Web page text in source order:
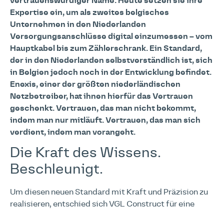
Expertise ein, um als zweites belgisches
Unternehmen in den Niederlanden
Versorgungsanschlüsse digital einzumessen – vom
Hauptkabel bis zum Zählerschrank. Ein Standard,
der in den Niederlanden selbstverständlich ist, sich
in Belgien jedoch noch in der Entwicklung befindet.
Enexis, einer der größten niederländischen
Netzbetreiber, hat ihnen hierfür das Vertrauen
geschenkt. Vertrauen, das man nicht bekommt,
indem man nur mitläuft. Vertrauen, das man sich
verdient, indem man vorangeht.
Die Kraft des Wissens.
Beschleunigt.
Um diesen neuen Standard mit Kraft und Präzision zu
realisieren, entschied sich VGL Construct für eine